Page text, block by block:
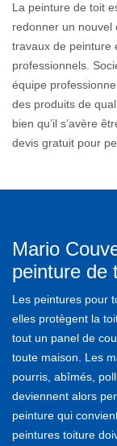
La peinture de toit
redonner un nouvel
travaux de peinture
professionnels.
équipe
des produits de
bien qu’il s’avère
devis gratuit pour
Mario
peinture de
Les peintures pour
elles protègent la
tout un panel de
toute maison. Les
pourris, abîmés,
deviennent alors
peinture qui
peintures toiture